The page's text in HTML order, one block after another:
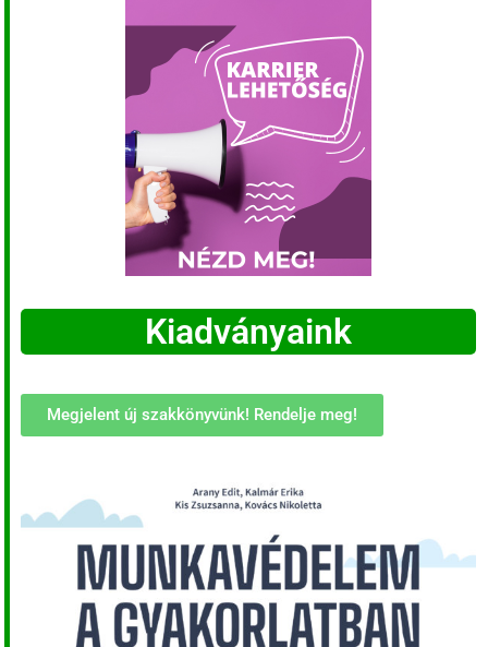
Kiadványaink
Megjelent új szakkönyvünk! Rendelje meg!